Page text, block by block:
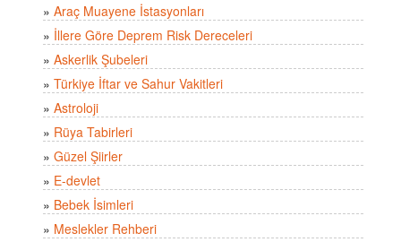
» Araç Muayene İstasyonları
» İllere Göre Deprem Risk Dereceleri
» Askerlik Şubeleri
» Türkiye İftar ve Sahur Vakitleri
» Astroloji
» Rüya Tabirleri
» Güzel Şiirler
» E-devlet
» Bebek İsimleri
» Meslekler Rehberi